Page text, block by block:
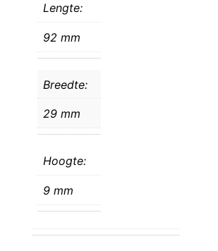
Lengte:
92 mm
Breedte:
29 mm
Hoogte:
9 mm